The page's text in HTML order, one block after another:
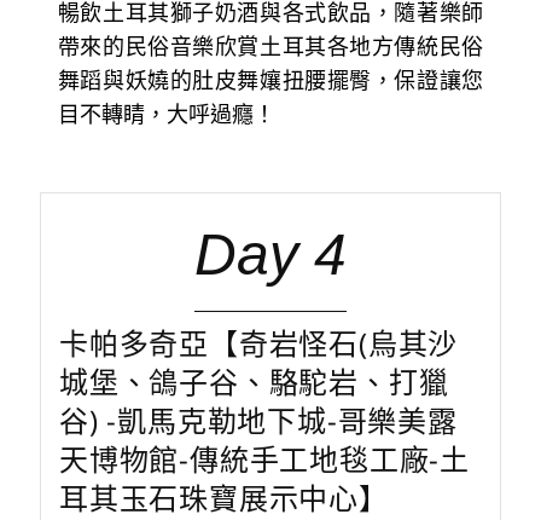
暢飲土耳其獅子奶酒與各式飲品，隨著樂師
帶來的民俗音樂欣賞土耳其各地方傳統民俗
舞蹈與妖嬈的肚皮舞孃扭腰擺臀，保證讓您
目不轉睛，大呼過癮！
Day 4
卡帕多奇亞【奇岩怪石(烏其沙
城堡、鴿子谷、駱駝岩、打獵
谷) -凱馬克勒地下城-哥樂美露
天博物館-傳統手工地毯工廠-土
耳其玉石珠寶展示中心】